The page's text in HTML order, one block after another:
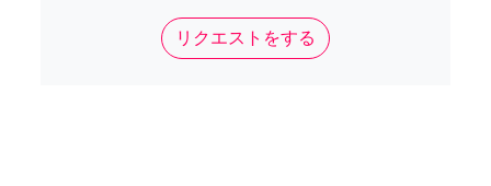
リクエストをする